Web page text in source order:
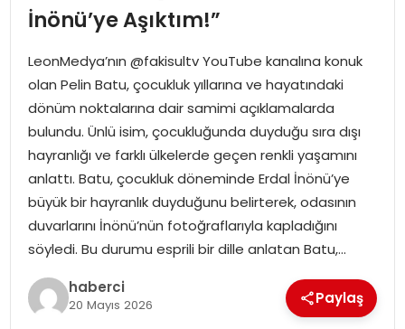
EĞITIM
EKONOMI
MAGAZIN
SAĞLIK
SIYASET
SPOR
TEKNOLOJI
İnönü’ye Aşıktım!”
LeonMedya’nın @fakisultv YouTube kanalına konuk
olan Pelin Batu, çocukluk yıllarına ve hayatındaki
dönüm noktalarına dair samimi açıklamalarda
bulundu. Ünlü isim, çocukluğunda duyduğu sıra dışı
hayranlığı ve farklı ülkelerde geçen renkli yaşamını
anlattı. Batu, çocukluk döneminde Erdal İnönü’ye
büyük bir hayranlık duyduğunu belirterek, odasının
duvarlarını İnönü’nün fotoğraflarıyla kapladığını
söyledi. Bu durumu esprili bir dille anlatan Batu,…
haberci
20 Mayıs 2026 Paylaş